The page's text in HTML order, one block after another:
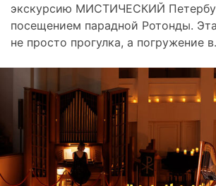
экскурсию МИСТИЧЕСКИЙ
посещением парадной Ротонды.
не просто прогулка, а погружение